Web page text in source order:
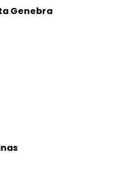
Genebra